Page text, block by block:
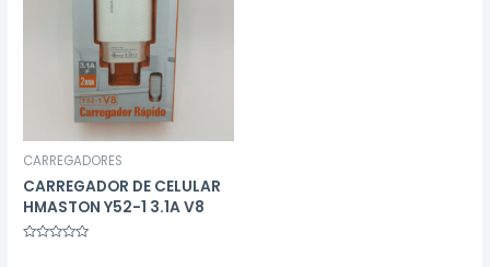
CARREGADORES
CARREGADOR DE CELULAR
HMASTON Y52-1 3.1A V8